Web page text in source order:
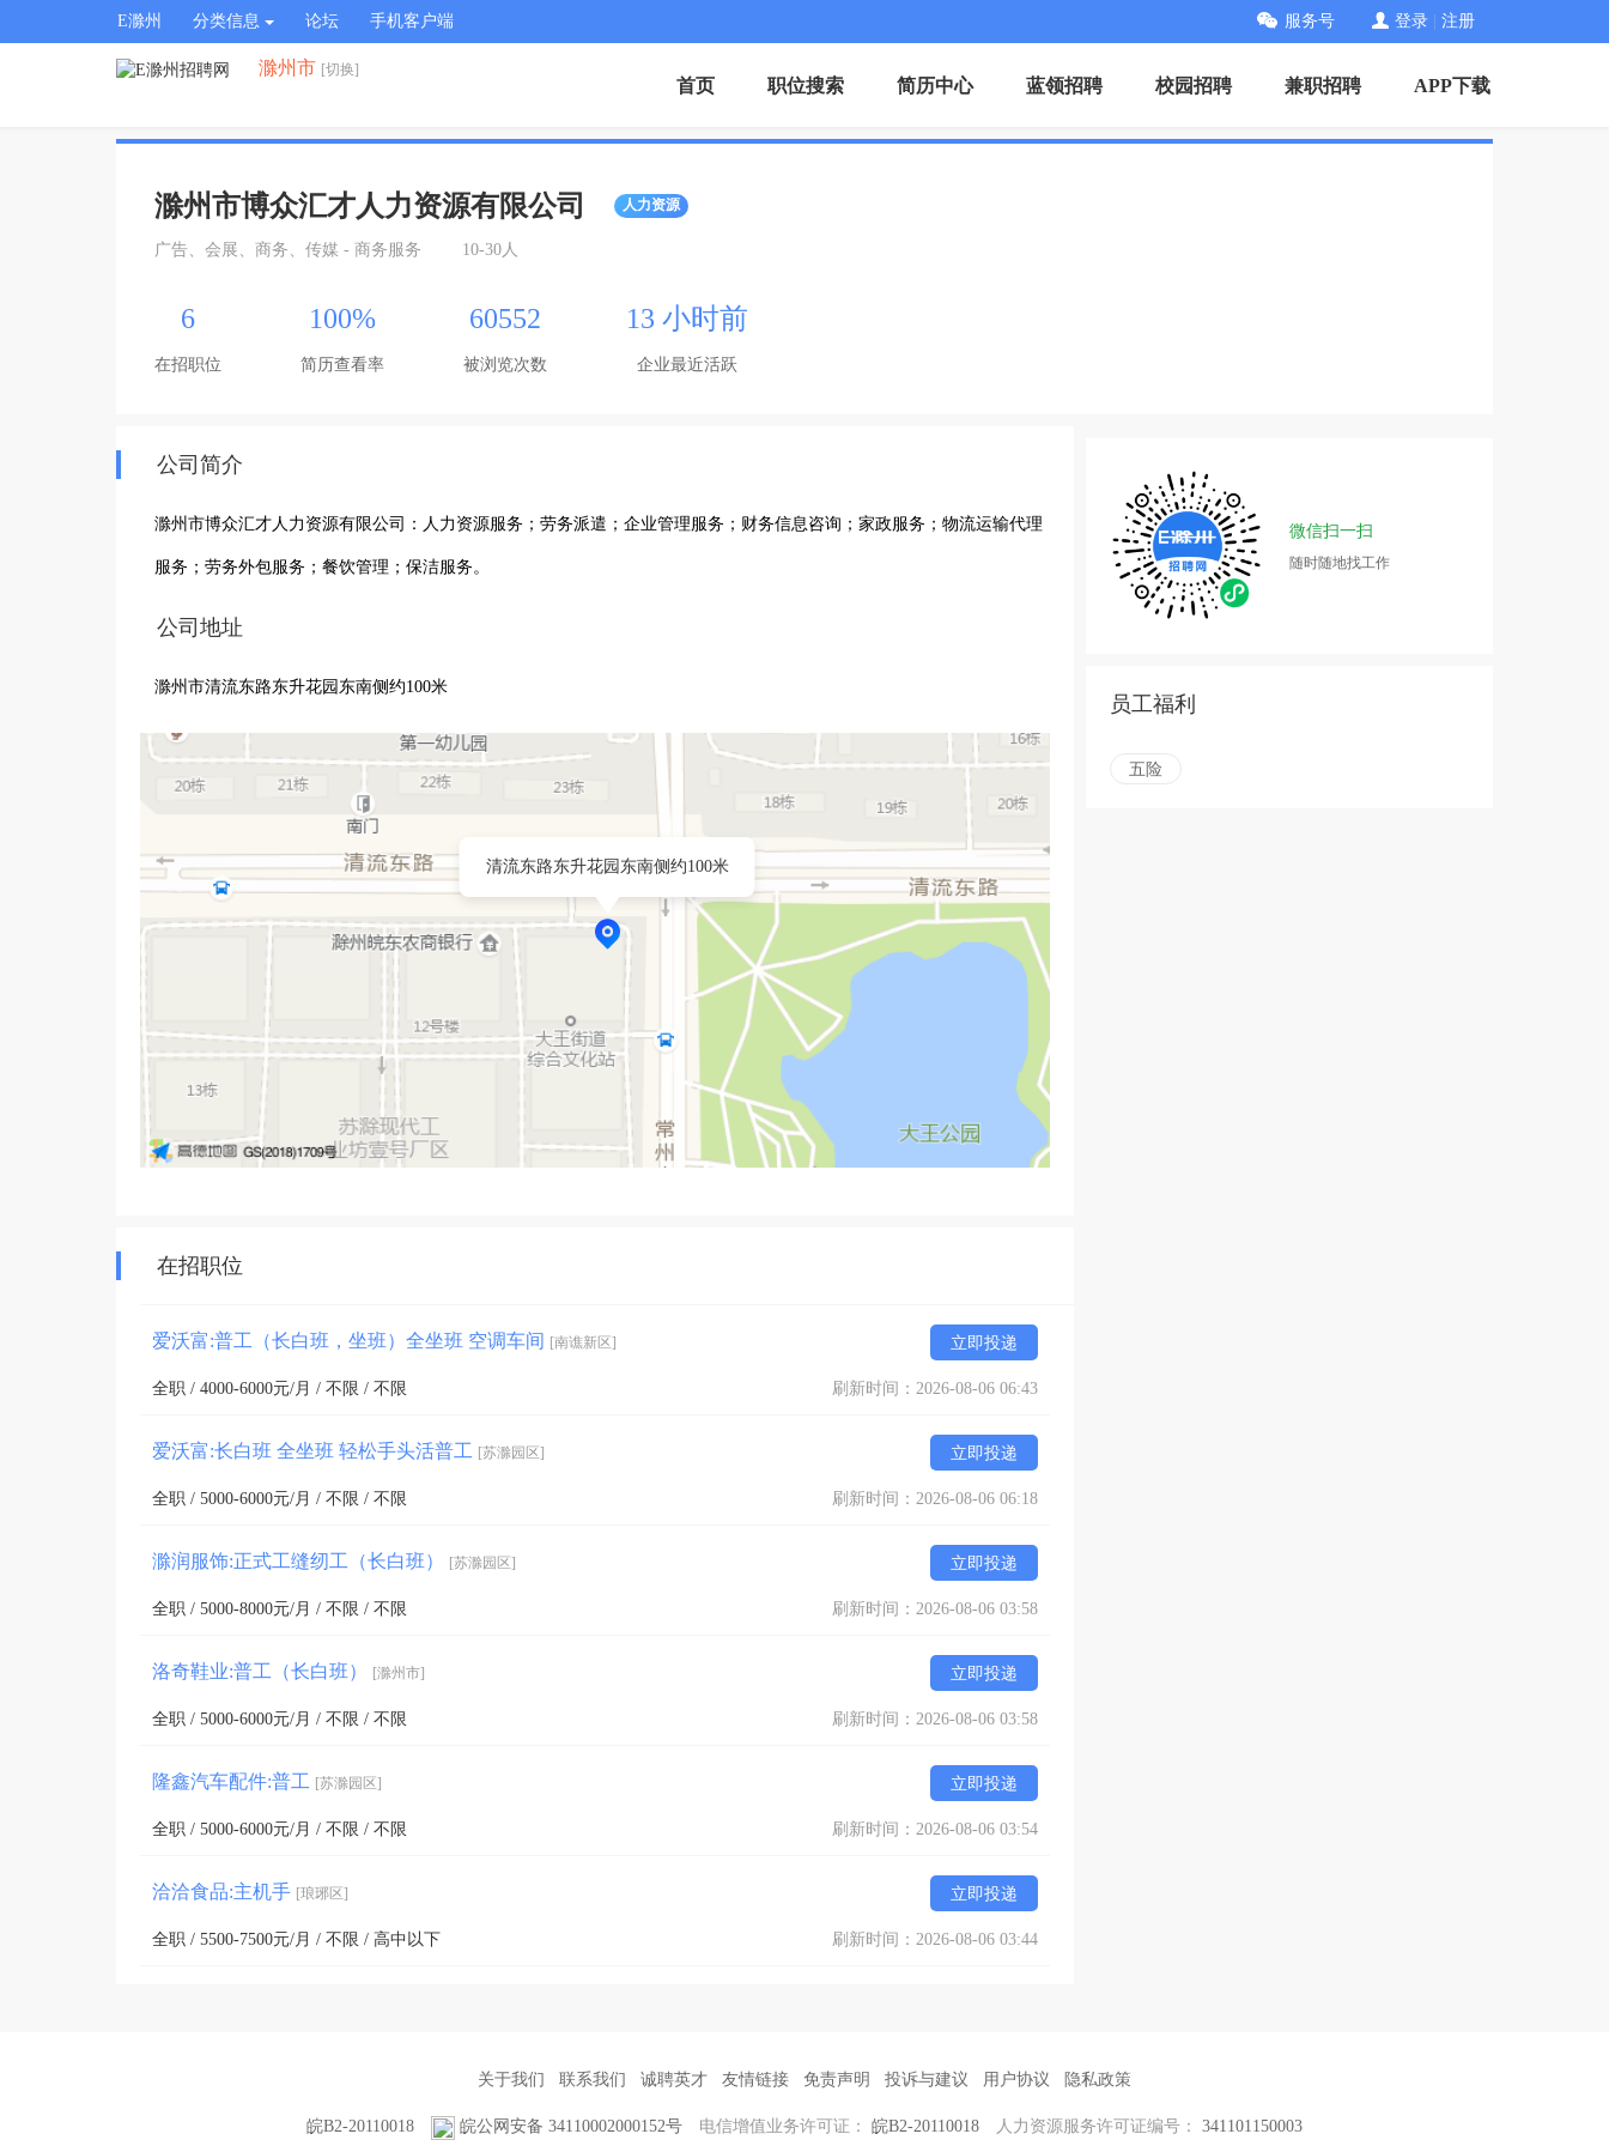
E滁州 分类信息 论坛 手机客户端 服务号 登录 注册
滁州市 [切换]
首页 职位搜索 简历中心 蓝领招聘 校园招聘 兼职招聘 APP下载
滁州市博众汇才人力资源有限公司 人力资源
广告、会展、商务、传媒 - 商务服务 10-30人
6
在招职位
100%
简历查看率
60552
被浏览次数
13 小时前
企业最近活跃
公司简介
滁州市博众汇才人力资源有限公司：人力资源服务；劳务派遣；企业管理服务；财务信息咨询；家政服务；物流运输代理
服务；劳务外包服务；餐饮管理；保洁服务。
公司地址
滁州市清流东路东升花园东南侧约100米
清流东路东升花园东南侧约100米
在招职位
爱沃富:普工（长白班，坐班）全坐班 空调车间 [南谯新区] 立即投递
全职 / 4000-6000元/月 / 不限 / 不限 刷新时间：2026-08-06 06:43
爱沃富:长白班 全坐班 轻松手头活普工 [苏滁园区] 立即投递
全职 / 5000-6000元/月 / 不限 / 不限 刷新时间：2026-08-06 06:18
滁润服饰:正式工缝纫工（长白班） [苏滁园区] 立即投递
全职 / 5000-8000元/月 / 不限 / 不限 刷新时间：2026-08-06 03:58
洛奇鞋业:普工（长白班） [滁州市] 立即投递
全职 / 5000-6000元/月 / 不限 / 不限 刷新时间：2026-08-06 03:58
隆鑫汽车配件:普工 [苏滁园区] 立即投递
全职 / 5000-6000元/月 / 不限 / 不限 刷新时间：2026-08-06 03:54
洽洽食品:主机手 [琅琊区] 立即投递
全职 / 5500-7500元/月 / 不限 / 高中以下 刷新时间：2026-08-06 03:44
微信扫一扫
随时随地找工作
员工福利
五险
关于我们 联系我们 诚聘英才 友情链接 免责声明 投诉与建议 用户协议 隐私政策
皖B2-20110018 皖公网安备 34110002000152号 电信增值业务许可证： 皖B2-20110018 人力资源服务许可证编号： 341101150003